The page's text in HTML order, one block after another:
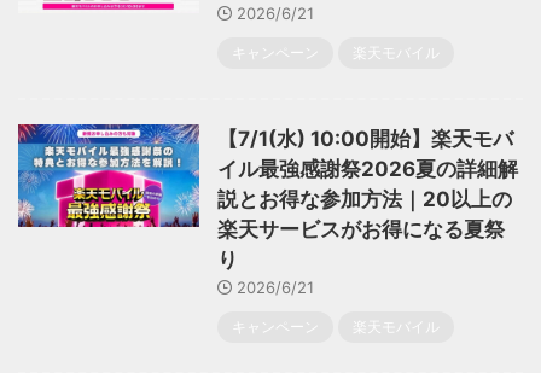
2026/6/21
キャンペーン 楽天モバイル
【7/1(水) 10:00開始】楽天モバ
イル最強感謝祭2026夏の詳細解
説とお得な参加方法｜20以上の
楽天サービスがお得になる夏祭
り
2026/6/21
キャンペーン 楽天モバイル